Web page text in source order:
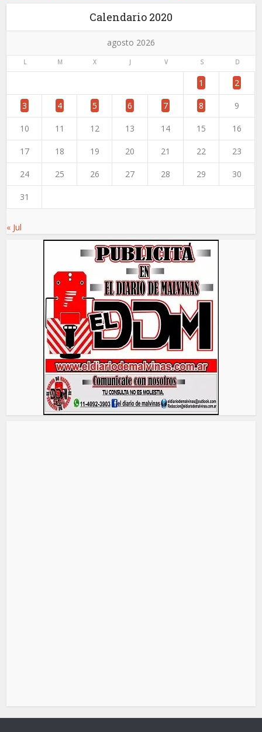
Calendario 2020
agosto 2026
L M X J V S D
1 2
3 4 5 6 7 8 9
10 11 12 13 14 15 16
17 18 19 20 21 22 23
24 25 26 27 28 29 30
31
« Jul